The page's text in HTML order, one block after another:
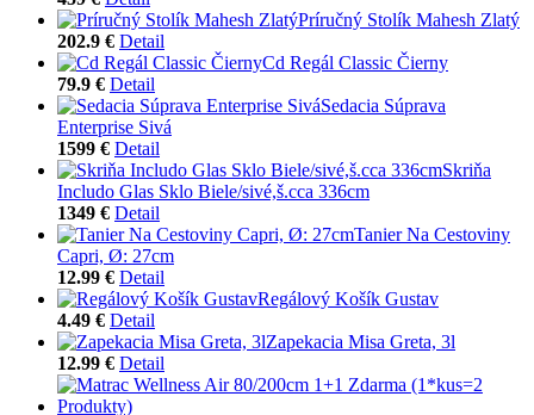
Príručný Stolík Mahesh Zlatý
202.9 € Detail
Cd Regál Classic Čierny
79.9 € Detail
Sedacia Súprava
Enterprise Sivá
1599 € Detail
Skriňa
Includo Glas Sklo Biele/sivé,š.cca 336cm
1349 € Detail
Tanier Na Cestoviny
Capri, Ø: 27cm
12.99 € Detail
Regálový Košík Gustav
4.49 € Detail
Zapekacia Misa Greta, 3l
12.99 € Detail